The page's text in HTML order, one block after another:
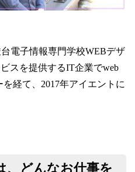
台電子情報専門学校WEBデザ
スを提供するIT企業でweb
経て、2017年アイエントに
、どんなお仕事を